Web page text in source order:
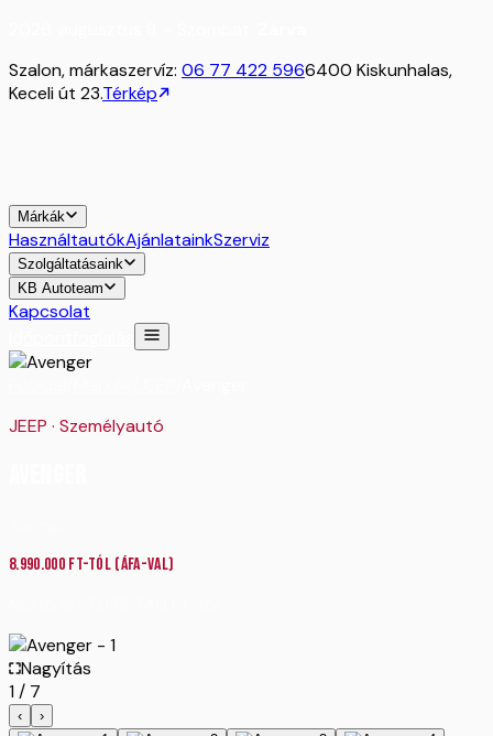
Szalon, márkaszervíz: 06 77 422 5966400 Kiskunhalas,
Keceli út 23.Térkép
Márkák
HasználtautókAjánlatainkSzerviz
Szolgáltatásaink
KB Autoteam
Kapcsolat
JEEP · Személyautó
8.990.000Ft-tól (ÁFA-val)
Nagyítás
1/ 7
‹ ›